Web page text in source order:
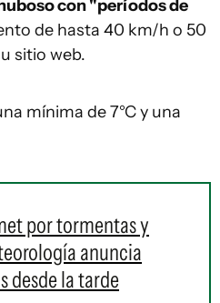
con "períodos de
de hasta 40 km/h o 50
sitio web.
mínima de 7°C y una
por tormentas y
anuncia
desde la tarde